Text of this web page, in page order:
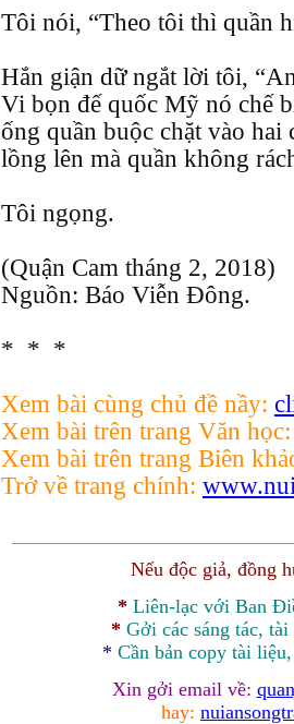
Tôi nói, “Theo tôi thì quần
Hắn giận dữ ngắt lời tôi,
Vi bọn đế quốc Mỹ nó chế
ống quần buộc chặt vào
lồng lên mà quần không
Tôi ngọng.
(Quận Cam tháng 2, 2018)
Nguồn: Báo Viễn Đông.
* * *
Xem bài cùng chủ đề nầy:
Xem bài trên trang Văn
Xem bài trên trang Biên
Trở về trang chính:
Nếu độc giả, đồng
* Liên-lạc với Ban
* Gởi các sáng tác,
* Cần bản copy tài
Xin gởi email về:
hay: